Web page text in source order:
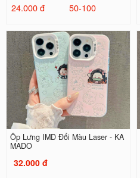
24.000 đ
50-100
Ốp Lưng IMD Đổi Màu Laser - KA
MADO
32.000 đ